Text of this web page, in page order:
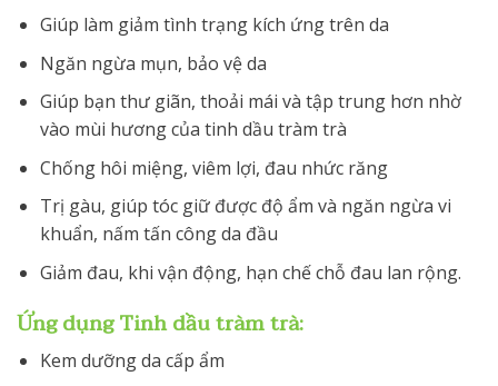
Giúp làm giảm tình trạng kích ứng trên da
Ngăn ngừa mụn, bảo vệ da
Giúp bạn thư giãn, thoải mái và tập trung hơn nhờ
vào mùi hương của tinh dầu tràm trà
Chống hôi miệng, viêm lợi, đau nhức răng
Trị gàu, giúp tóc giữ được độ ẩm và ngăn ngừa vi
khuẩn, nấm tấn công da đầu
Giảm đau, khi vận động, hạn chế chỗ đau lan rộng.
Ứng dụng Tinh dầu tràm trà:
Kem dưỡng da cấp ẩm